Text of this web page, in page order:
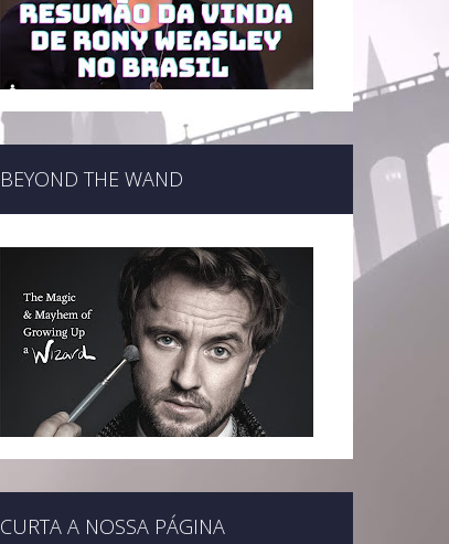
BEYOND THE WAND
CURTA A NOSSA PÁGINA